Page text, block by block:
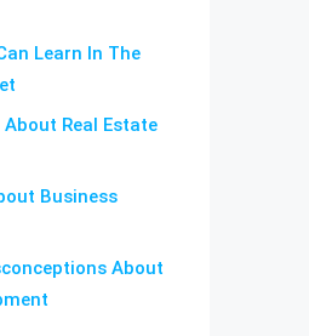
Learn In The
Real Estate
Business
About